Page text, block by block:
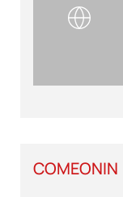
COMEONIN